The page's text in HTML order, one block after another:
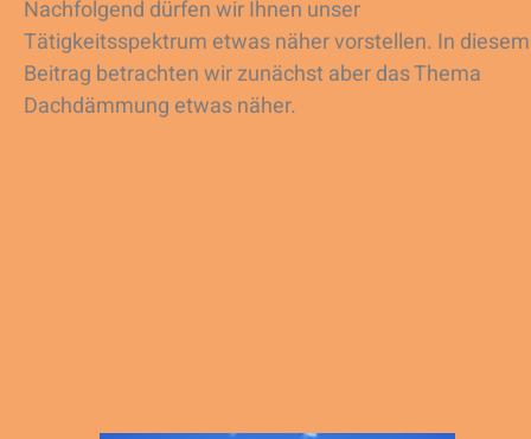
Nachfolgend dürfen wir Ihnen unser
Tätigkeitsspektrum etwas näher vorstellen. In diesem
Beitrag betrachten wir zunächst aber das Thema
Dachdämmung etwas näher.